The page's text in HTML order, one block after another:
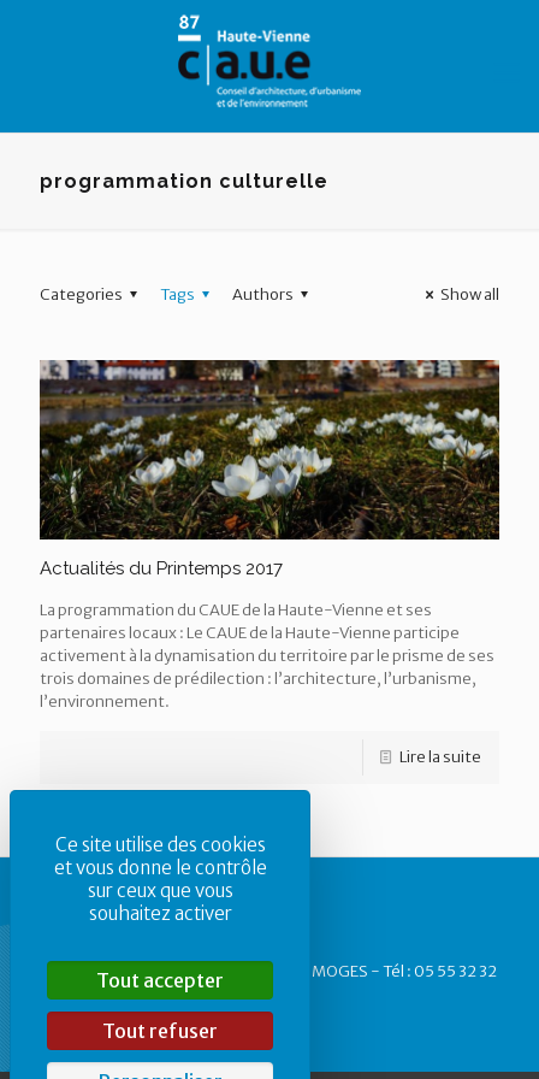
programmation culturelle
Categories Tags Authors Show all
Actualités du Printemps 2017
La programmation du CAUE de la Haute-Vienne et ses
partenaires locaux : Le CAUE de la Haute-Vienne participe
activement à la dynamisation du territoire par le prisme de ses
trois domaines de prédilection : l’architecture, l’urbanisme,
l’environnement.
Lire la suite
CAUE87 - 1, rue des Allois - 87 000 LIMOGES - Tél : 05 55 32 32
40
Panneau de gestion des cookies
Ce site utilise des cookies
et vous donne le contrôle
sur ceux que vous
souhaitez activer
Tout accepter
Tout refuser